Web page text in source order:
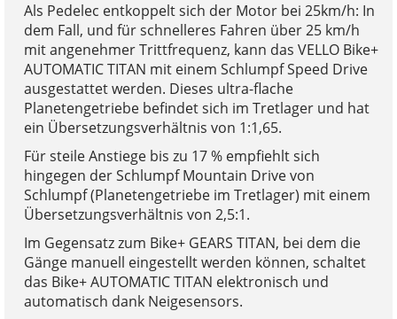
Als Pedelec entkoppelt sich der Motor bei 25km/h: In
dem Fall, und für schnelleres Fahren über 25 km/h
mit angenehmer Trittfrequenz, kann das VELLO Bike+
AUTOMATIC TITAN mit einem Schlumpf Speed Drive
ausgestattet werden. Dieses ultra-flache
Planetengetriebe befindet sich im Tretlager und hat
ein Übersetzungsverhältnis von 1:1,65.
Für steile Anstiege bis zu 17 % empfiehlt sich
hingegen der Schlumpf Mountain Drive von
Schlumpf (Planetengetriebe im Tretlager) mit einem
Übersetzungsverhältnis von 2,5:1.
Im Gegensatz zum Bike+ GEARS TITAN, bei dem die
Gänge manuell eingestellt werden können, schaltet
das Bike+ AUTOMATIC TITAN elektronisch und
automatisch dank Neigesensors.